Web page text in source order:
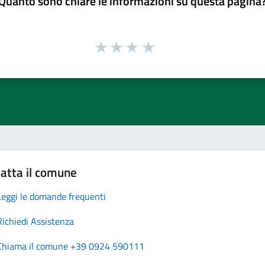
il comune
le domande frequenti
Assistenza
il comune +39 0924 590111